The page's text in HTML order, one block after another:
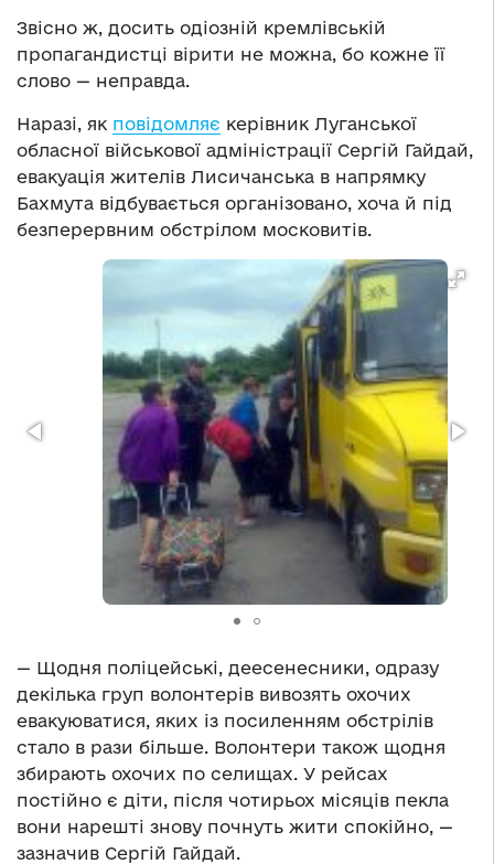
Звісно ж, досить одіозній кремлівській
пропагандистці вірити не можна, бо кожне її
слово — неправда.
Наразі, як повідомляє керівник Луганської
обласної військової адміністрації Сергій Гайдай,
евакуація жителів Лисичанська в напрямку
Бахмута відбувається організовано, хоча й під
безперервним обстрілом московитів.
— Щодня поліцейські, деесенесники, одразу
декілька груп волонтерів вивозять охочих
евакуюватися, яких із посиленням обстрілів
стало в рази більше. Волонтери також щодня
збирають охочих по селищах. У рейсах
постійно є діти, після чотирьох місяців пекла
вони нарешті знову почнуть жити спокійно, —
зазначив Сергій Гайдай.